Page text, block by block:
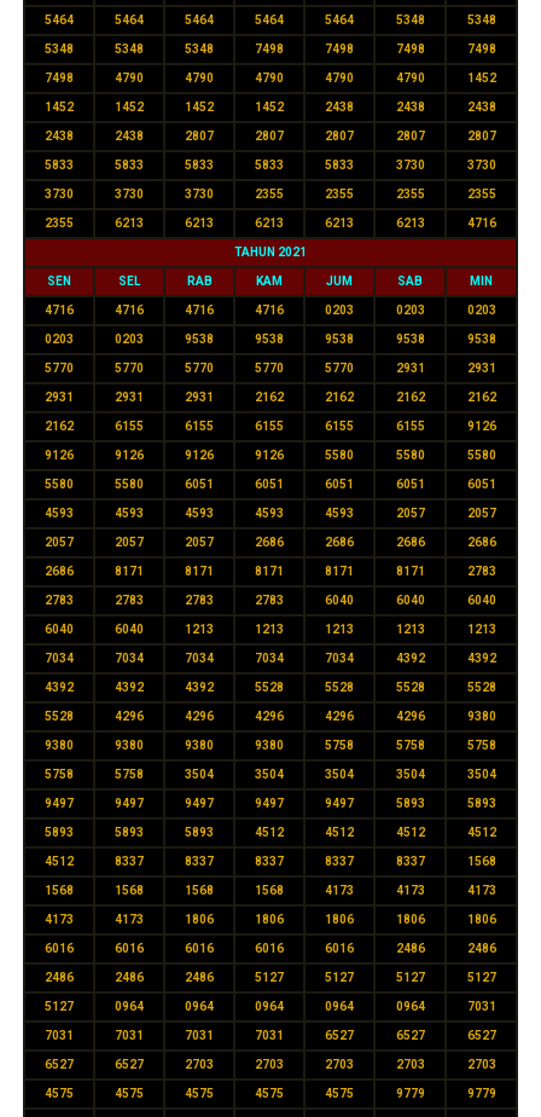
5464 5464 5464 5464 5464 5348 5348
5348 5348 5348 7498 7498 7498 7498
7498 4790 4790 4790 4790 4790 1452
1452 1452 1452 1452 2438 2438 2438
2438 2438 2807 2807 2807 2807 2807
5833 5833 5833 5833 5833 3730 3730
3730 3730 3730 2355 2355 2355 2355
2355 6213 6213 6213 6213 6213 4716
TAHUN 2021
SEN SEL RAB KAM JUM SAB MIN
4716 4716 4716 4716 0203 0203 0203
0203 0203 9538 9538 9538 9538 9538
5770 5770 5770 5770 5770 2931 2931
2931 2931 2931 2162 2162 2162 2162
2162 6155 6155 6155 6155 6155 9126
9126 9126 9126 9126 5580 5580 5580
5580 5580 6051 6051 6051 6051 6051
4593 4593 4593 4593 4593 2057 2057
2057 2057 2057 2686 2686 2686 2686
2686 8171 8171 8171 8171 8171 2783
2783 2783 2783 2783 6040 6040 6040
6040 6040 1213 1213 1213 1213 1213
7034 7034 7034 7034 7034 4392 4392
4392 4392 4392 5528 5528 5528 5528
5528 4296 4296 4296 4296 4296 9380
9380 9380 9380 9380 5758 5758 5758
5758 5758 3504 3504 3504 3504 3504
9497 9497 9497 9497 9497 5893 5893
5893 5893 5893 4512 4512 4512 4512
4512 8337 8337 8337 8337 8337 1568
1568 1568 1568 1568 4173 4173 4173
4173 4173 1806 1806 1806 1806 1806
6016 6016 6016 6016 6016 2486 2486
2486 2486 2486 5127 5127 5127 5127
5127 0964 0964 0964 0964 0964 7031
7031 7031 7031 7031 6527 6527 6527
6527 6527 2703 2703 2703 2703 2703
4575 4575 4575 4575 4575 9779 9779